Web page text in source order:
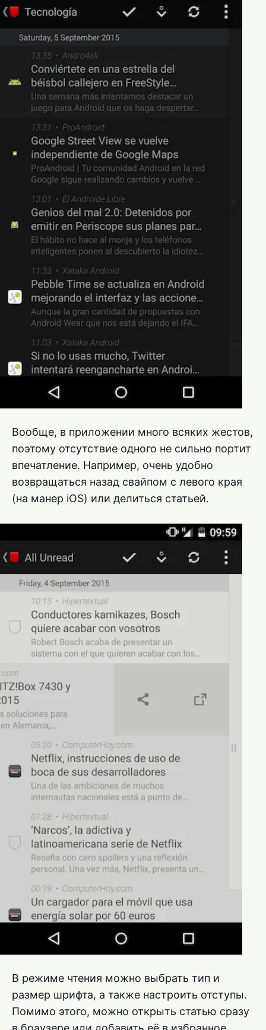
Вообще, в приложении много всяких жестов,
поэтому отсутствие одного не сильно портит
впечатление. Например, очень удобно
возвращаться назад свайпом с левого края
(на манер iOS) или делиться статьей.
В режиме чтения можно выбрать тип и
размер шрифта, а также настроить отступы.
Помимо этого, можно открыть статью сразу